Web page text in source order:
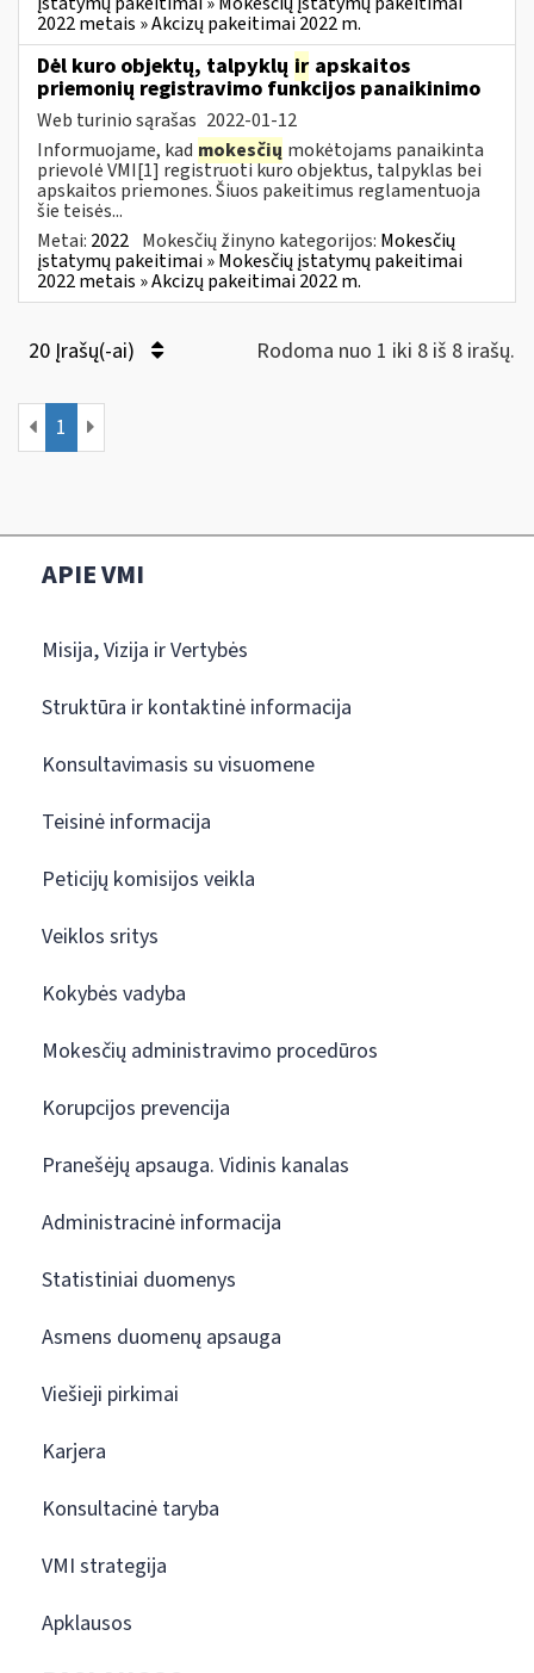
2022 metais » Akcizų pakeitimai 2022 m.
Dėl kuro objektų, talpyklų ir apskaitos
priemonių registravimo funkcijos panaikinimo
Web turinio sąrašas 2022-01-12
Informuojame, kad mokesčių mokėtojams panaikinta
prievolė VMI[1] registruoti kuro objektus, talpyklas bei
apskaitos priemones. Šiuos pakeitimus reglamentuoja
šie teisės...
Metai: 2022 Mokesčių žinyno kategorijos: Mokesčių
įstatymų pakeitimai » Mokesčių įstatymų pakeitimai
2022 metais » Akcizų pakeitimai 2022 m.
20 Įrašų(-ai) Rodoma nuo 1 iki 8 iš 8 irašų.
1
APIE VMI
Misija, Vizija ir Vertybės
Struktūra ir kontaktinė informacija
Konsultavimasis su visuomene
Teisinė informacija
Peticijų komisijos veikla
Veiklos sritys
Kokybės vadyba
Mokesčių administravimo procedūros
Korupcijos prevencija
Pranešėjų apsauga. Vidinis kanalas
Administracinė informacija
Statistiniai duomenys
Asmens duomenų apsauga
Viešieji pirkimai
Karjera
Konsultacinė taryba
VMI strategija
Apklausos